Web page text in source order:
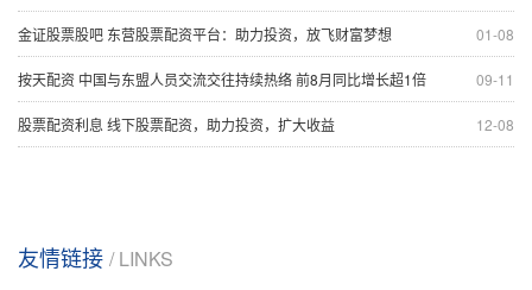
01-08
金证股票股吧 东营股票配资平台：助力投资，放飞财富梦想
09-11
按天配资 中国与东盟人员交流交往持续热络 前8月同比增长超1倍
12-08
股票配资利息 线下股票配资，助力投资，扩大收益
友情链接 / LINKS